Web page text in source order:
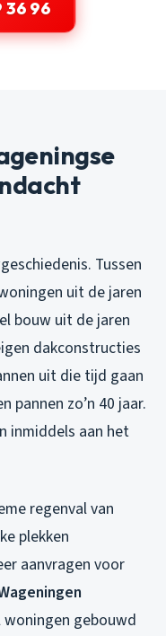
36 96
Tussen
uit de jaren
bouw uit de jaren
dakconstructies
uit die tijd gaan
pannen zo’n 40 jaar.
inmiddels aan het
regenval van
plekken
aanvragen voor
gebouwd